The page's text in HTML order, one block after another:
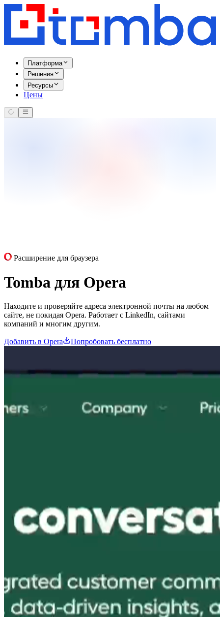
Платформа
Решения
Ресурсы
Цены
Расширение для браузера
Tomba для Opera
Находите и проверяйте адреса электронной почты на любом
сайте, не покидая Opera. Работает с LinkedIn, сайтами
компаний и многим другим.
Добавить в Opera Попробовать бесплатно